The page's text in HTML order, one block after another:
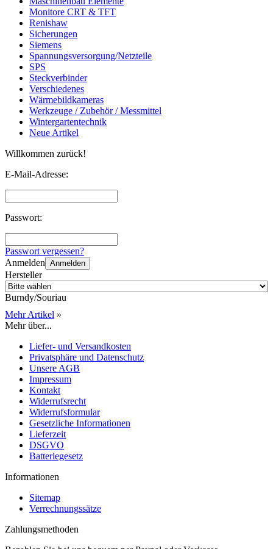
Monitore CRT & TFT
Renishaw
Sicherungen
Siemens
Spannungsversorgung/Netzteile
SPS
Steckverbinder
Verschiedenes
Wärmebildkameras
Werkzeuge / Zubehör / Messmittel
Wintergartentechnik
Neue Artikel
Willkommen zurück!
E-Mail-Adresse:
Passwort:
Passwort vergessen?
Anmelden Anmelden
Hersteller
Burndy/Souriau
Mehr Artikel »
Mehr über...
Liefer- und Versandkosten
Privatsphäre und Datenschutz
Unsere AGB
Impressum
Kontakt
Widerrufsrecht
Widerrufsformular
Gesetzliche Informationen
Lieferzeit
DSGVO
Batteriegesetz
Informationen
Sitemap
Verrechnungssätze
Zahlungsmethoden